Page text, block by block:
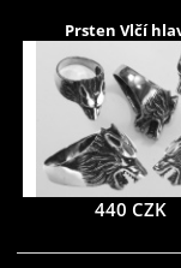
Prsten Vlčí
440 CZK